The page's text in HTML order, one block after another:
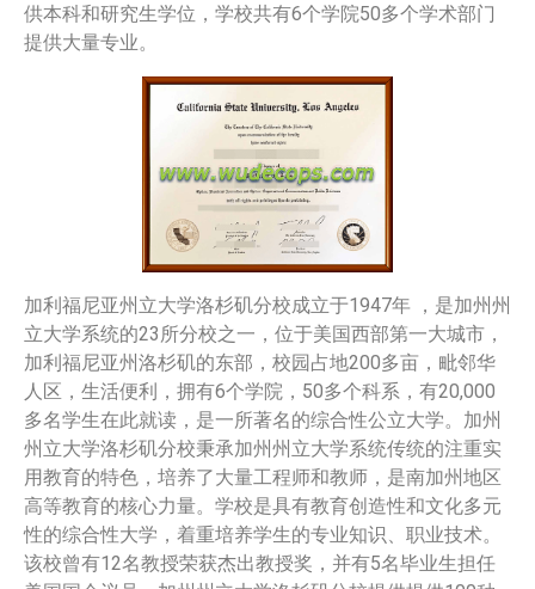
供本科和研究生学位，学校共有6个学院50多个学术部门
提供大量专业。
加利福尼亚州立大学洛杉矶分校成立于1947年 ，是加州州
立大学系统的23所分校之一，位于美国西部第一大城市，
加利福尼亚州洛杉矶的东部，校园占地200多亩，毗邻华
人区，生活便利，拥有6个学院，50多个科系，有20,000
多名学生在此就读，是一所著名的综合性公立大学。加州
州立大学洛杉矶分校秉承加州州立大学系统传统的注重实
用教育的特色，培养了大量工程师和教师，是南加州地区
高等教育的核心力量。学校是具有教育创造性和文化多元
性的综合性大学，着重培养学生的专业知识、职业技术。
该校曾有12名教授荣获杰出教授奖，并有5名毕业生担任